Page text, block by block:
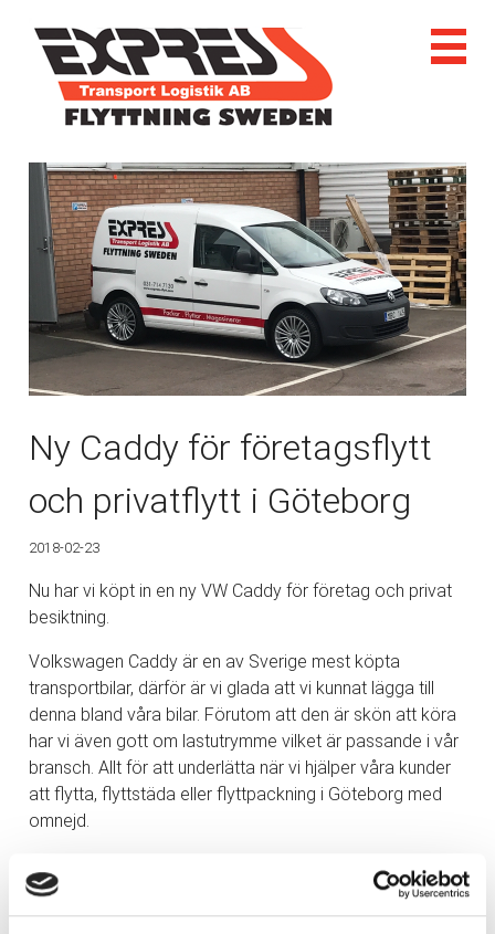
Ny Caddy för företagsflytt
och privatflytt i Göteborg
2018-02-23
Nu har vi köpt in en ny VW Caddy för företag och privat
besiktning.
Volkswagen Caddy är en av Sverige mest köpta
transportbilar, därför är vi glada att vi kunnat lägga till
denna bland våra bilar. Förutom att den är skön att köra
har vi även gott om lastutrymme vilket är passande i vår
bransch. Allt för att underlätta när vi hjälper våra kunder
att flytta, flyttstäda eller flyttpackning i Göteborg med
omnejd.
Läs gärna mer om våra tjänster inom flyttstädningar